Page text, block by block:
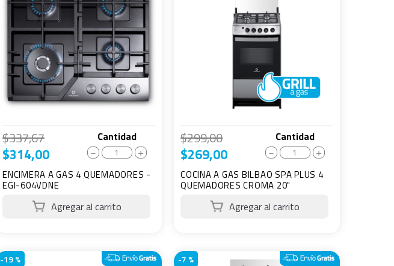
$337,67
$314,00
Cantidad
＋
－
ENCIMERA A GAS 4 QUEMADORES -
EGI-604VDNE
$299,00
$269,00
Cantidad
＋
－
COCINA A GAS BILBAO SPA PLUS 4
QUEMADORES CROMA 20"
-19 % -7 %